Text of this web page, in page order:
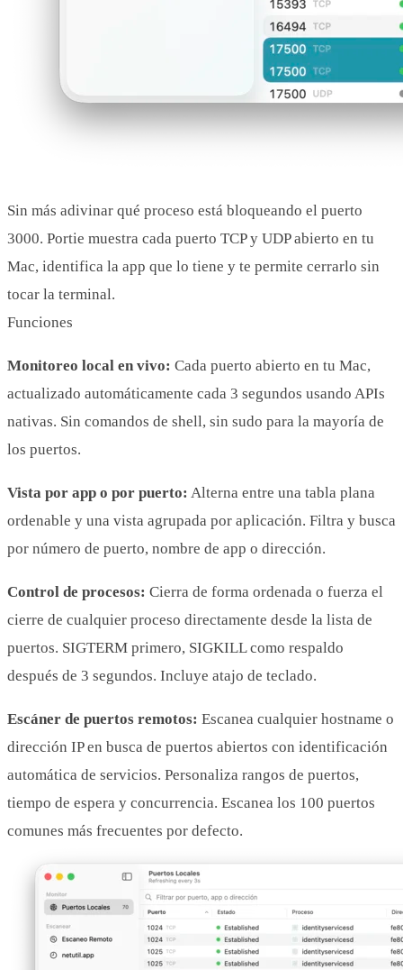
Sin más adivinar qué proceso está bloqueando el puerto
3000. Portie muestra cada puerto TCP y UDP abierto en tu
Mac, identifica la app que lo tiene y te permite cerrarlo sin
tocar la terminal.
Funciones
Monitoreo local en vivo: Cada puerto abierto en tu Mac,
actualizado automáticamente cada 3 segundos usando APIs
nativas. Sin comandos de shell, sin sudo para la mayoría de
los puertos.
Vista por app o por puerto: Alterna entre una tabla plana
ordenable y una vista agrupada por aplicación. Filtra y busca
por número de puerto, nombre de app o dirección.
Control de procesos: Cierra de forma ordenada o fuerza el
cierre de cualquier proceso directamente desde la lista de
puertos. SIGTERM primero, SIGKILL como respaldo
después de 3 segundos. Incluye atajo de teclado.
Escáner de puertos remotos: Escanea cualquier hostname o
dirección IP en busca de puertos abiertos con identificación
automática de servicios. Personaliza rangos de puertos,
tiempo de espera y concurrencia. Escanea los 100 puertos
comunes más frecuentes por defecto.